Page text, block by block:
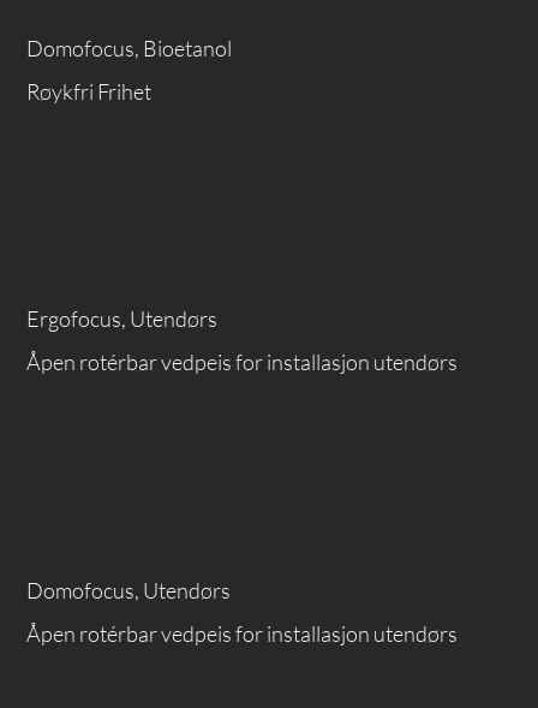
Domofocus, Bioetanol
Røykfri Frihet
Ergofocus, Utendørs
Åpen rotérbar vedpeis for installasjon utendørs
Domofocus, Utendørs
Åpen rotérbar vedpeis for installasjon utendørs